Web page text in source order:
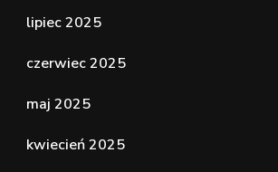
lipiec 2025
czerwiec 2025
maj 2025
kwiecień 2025